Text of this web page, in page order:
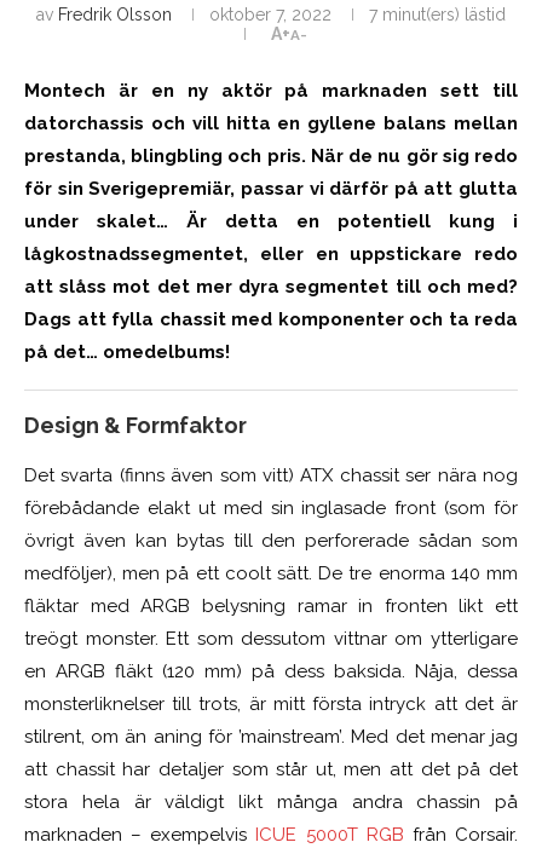
av Fredrik Olsson oktober 7, 2022
7 minut(ers) lästid
A+A-
Montech är en ny aktör på marknaden sett till
datorchassis och vill hitta en gyllene balans mellan
prestanda, blingbling och pris. När de nu gör sig redo
för sin Sverigepremiär, passar vi därför på att glutta
under skalet… Är detta en potentiell kung i
lågkostnadssegmentet, eller en uppstickare redo
att slåss mot det mer dyra segmentet till och med?
Dags att fylla chassit med komponenter och ta reda
på det… omedelbums!
Design & Formfaktor
Det svarta (finns även som vitt) ATX chassit ser nära nog
förebådande elakt ut med sin inglasade front (som för
övrigt även kan bytas till den perforerade sådan som
medföljer), men på ett coolt sätt. De tre enorma 140 mm
fläktar med ARGB belysning ramar in fronten likt ett
treögt monster. Ett som dessutom vittnar om ytterligare
en ARGB fläkt (120 mm) på dess baksida. Nåja, dessa
monsterliknelser till trots, är mitt första intryck att det är
stilrent, om än aning för ’mainstream’. Med det menar jag
att chassit har detaljer som står ut, men att det på det
stora hela är väldigt likt många andra chassin på
marknaden – exempelvis
ICUE 5000T RGB från Corsair.